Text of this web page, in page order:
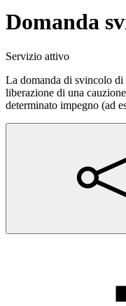
Domanda
Servizio attivo
La domanda di svincolo
liberazione di una
determinato impegno (ad